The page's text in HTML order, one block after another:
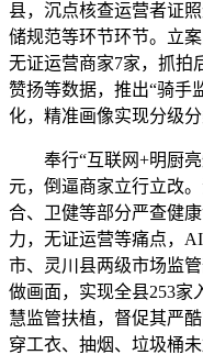
县，沉点核查运营者证
储规范等环节环节。立
无证运营商家7家，抓拍
赞扬等数据，推出“骑手
化，精准画像实现分级分
奉行“互联网+明厨亮
元，倒逼商家立行立改
合、卫健等部分严查健
力，无证运营等痛点，
市、灵川县两级市场监
做画面，实现全县253家
慧监管扶植，督促其严
穿工衣、抽烟、垃圾桶